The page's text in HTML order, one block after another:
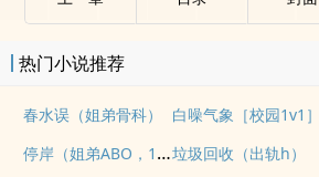
热门小说推荐
春水误（姐弟骨科） 白噪气象［校园1v1］
停岸（姐弟ABO，1V1，高H）垃圾回收（出轨h）